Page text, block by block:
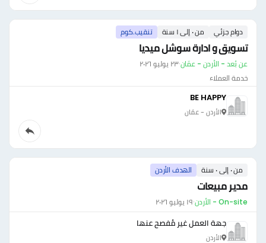
دوام جزئي من ٠ إلى ١ سنة تنقيب.كوم
تسويق و ادارة سوشل ميديا
عن بُعد - الأردن - عمّان·٢٣ يوليو ٢٠٢٦
خدمة العملاء
BE HAPPY
الأردن - عمّان
من ٠ إلى ٠ سنة الهدف الأردن
مدير مبيعات
On-site - الأردن ·١٩ يوليو ٢٠٢٦
جهة العمل غير مُفصح عنها
الأردن